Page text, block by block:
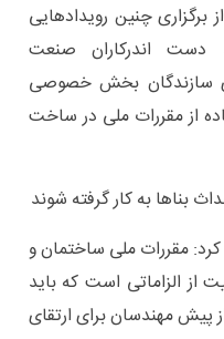
چنین رویدادهایی
دست اندرکاران صنعت
سازندگان بخش خصوصی
از مقررات ملی در ساخت
بناها به کار گرفته شوند
مقررات ملی ساختمان و
از الزاماتی است که باید
مهندسان برای ارتقای